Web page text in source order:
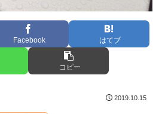
Facebook はてブ
コピー
2019.10.15